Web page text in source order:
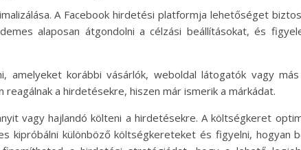
A Facebook hirdetési platformja lehetőséget
alaposan átgondolni a célzási beállításokat, és
korábbi vásárlók, weboldal látogatók vagy
reagálnak a hirdetésekre, hiszen már ismerik a márkádat.
vagy hajlandó költeni a hirdetésekre. A költségkeret
kipróbálni különböző költségkereteket és figyelni, hogyan